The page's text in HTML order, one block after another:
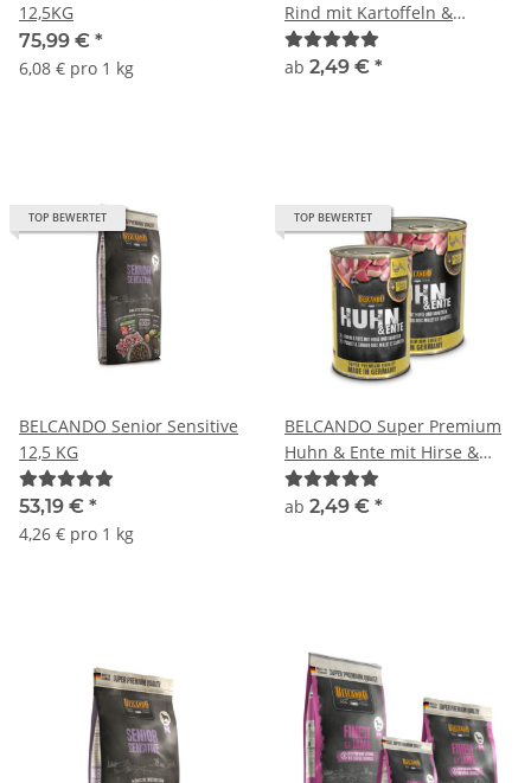
12,5KG
75,99 € *
6,08 € pro 1 kg
Rind mit Kartoffeln &
Erbsen
ab 2,49 € *
TOP BEWERTET
BELCANDO Senior Sensitive
12,5 KG
53,19 € *
4,26 € pro 1 kg
TOP BEWERTET
BELCANDO Super Premium
Huhn & Ente mit Hirse &
Karotten
ab 2,49 € *